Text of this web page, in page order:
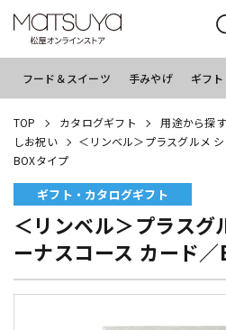
フード＆スイーツ 手みやげ ギフト
TOP カタログギフト 用途から探す
しお祝い
＜リンベル＞プラスグルメ
BOXタイプ
ギフト・カタログギフト
＜リンベル＞プラスグ
ーナスコース カード